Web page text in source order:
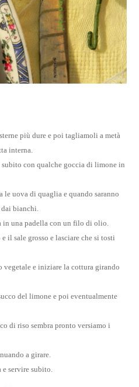
più dure e poi tagliamoli a metà
interna.
con qualche goccia di limone in
le uova di quaglia e quando saranno
dai bianchi.
in una padella con un filo di olio.
il sale grosso e lasciare che si tosti
e iniziare la cottura girando
del limone e poi eventualmente
di riso sembra pronto versiamo i
a girare.
servire subito.